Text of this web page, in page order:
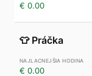
€ 0.00
👕 Práčka
€ 0.00